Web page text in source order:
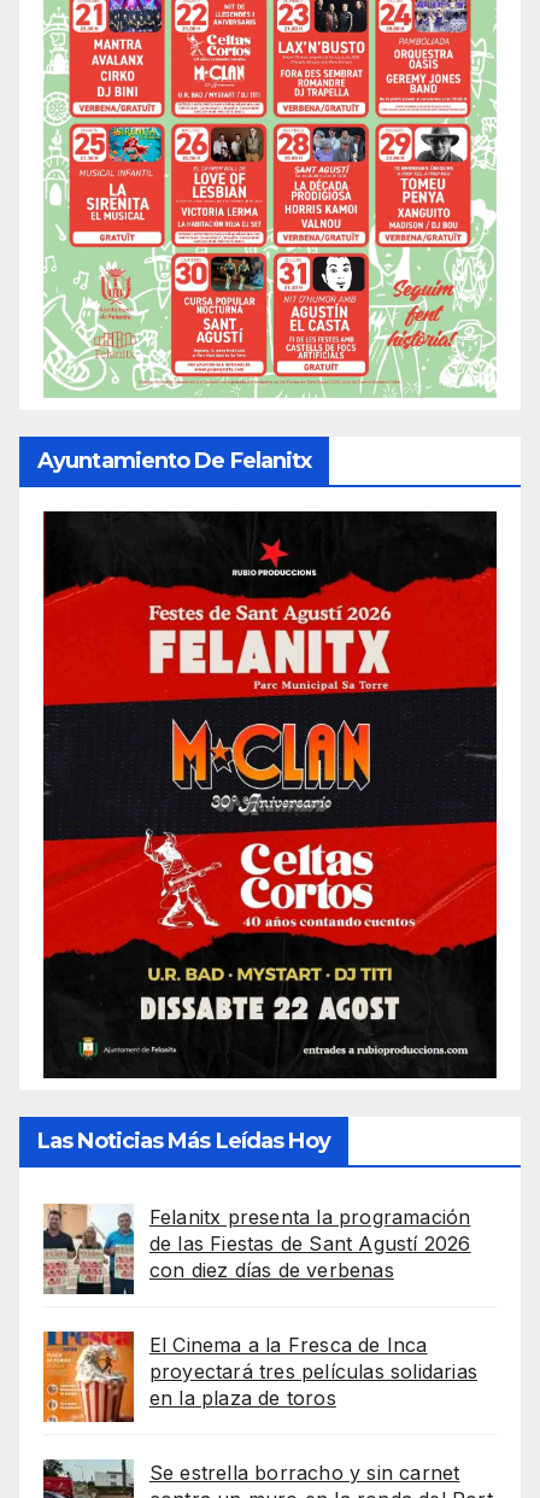
Ayuntamiento De Felanitx
Las Noticias Más Leídas Hoy
Felanitx presenta la programación
de las Fiestas de Sant Agustí 2026
con diez días de verbenas
El Cinema a la Fresca de Inca
proyectará tres películas solidarias
en la plaza de toros
Se estrella borracho y sin carnet